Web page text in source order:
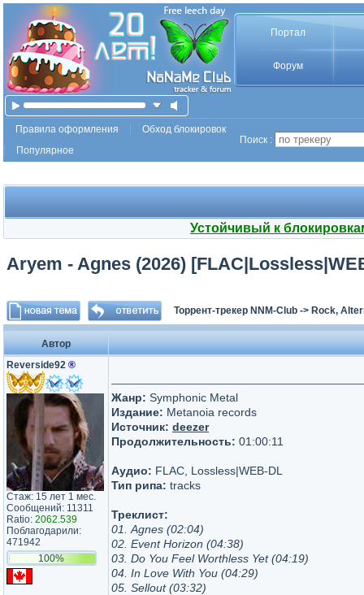
Портал
Форум
Правила оформления
Обход блокировок
Популярное
Поиск :
Устойчивый к
Aryem - Agnes (2026)
Торрент-трекер NNM-Club -> Rock,
Автор
Reverside92 ®
Стаж: 15 лет 1 мес.
Сообщений: 11311
Ratio: 2062.539
Поблагодарили:
471942
100%
Жанр: Symphonic Metal
Издание: Metanoia records
Источник: deezer
Продолжительность: 01:00:11
Аудио: FLAC, Lossless|WEB-DL
Тип рипа: tracks
Треклист:
01. Agnes (02:04)
02. Event Horizon (04:38)
03. Do You Feel Worthless Yet (04:19)
04. In Love With You (04:29)
05. Sellout (03:32)